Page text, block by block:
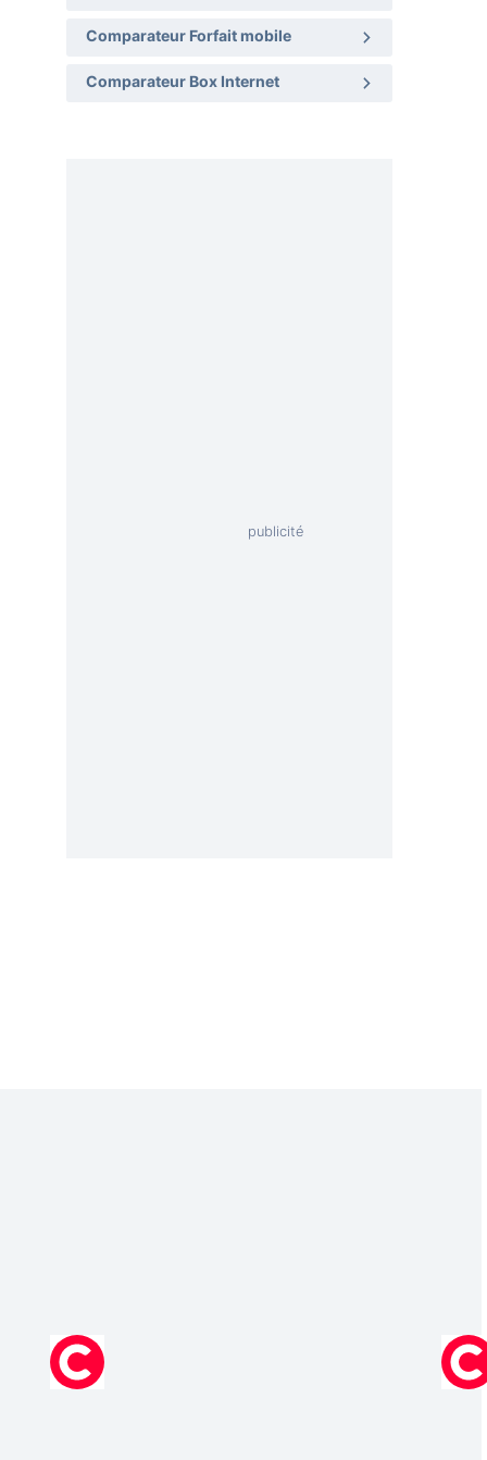
Comparateur Forfait mobile
Comparateur Box Internet